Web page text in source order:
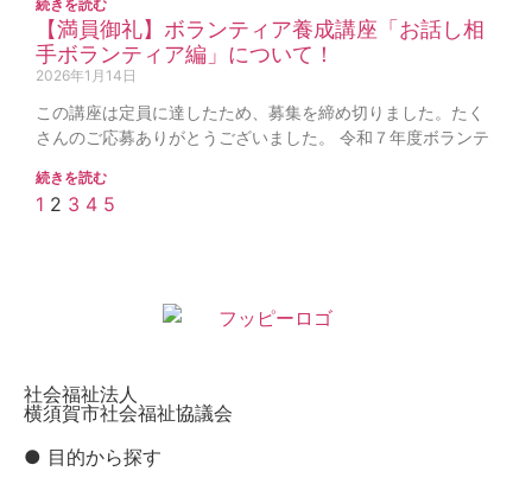
続きを読む
【満員御礼】ボランティア養成講座「お話し相
手ボランティア編」について！
2026年1月14日
この講座は定員に達したため、募集を締め切りました。たく
さんのご応募ありがとうございました。 令和７年度ボランテ
続きを読む
1 2 3 4 5
社会福祉法人
横須賀市社会福祉協議会
● 目的から探す